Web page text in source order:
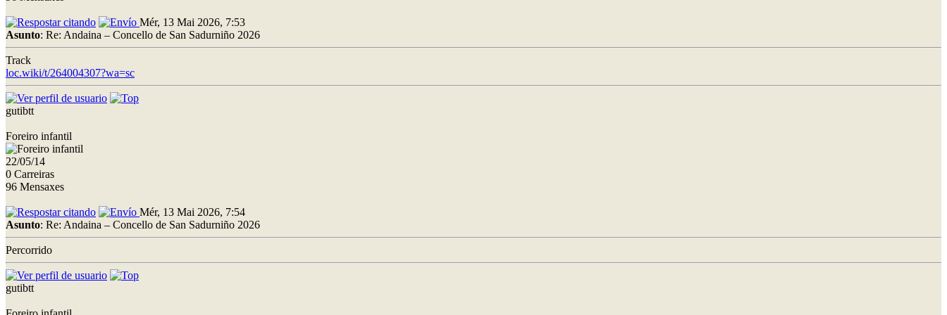
Mér, 13 Mai 2026, 7:53
Asunto: Re: Andaina – Concello de San Sadurniño 2026
Track
loc.wiki/t/264004307?wa=sc
gutibtt
Foreiro infantil
22/05/14
0 Carreiras
96 Mensaxes
Mér, 13 Mai 2026, 7:54
Asunto: Re: Andaina – Concello de San Sadurniño 2026
Percorrido
gutibtt